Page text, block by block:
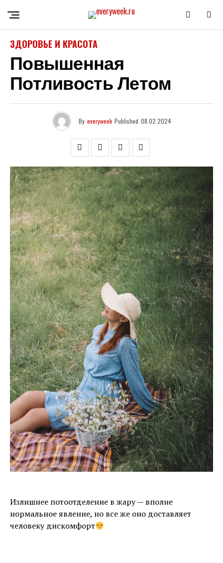
ЗДОРОВЬЕ И КРАСОТА
Повышенная
Потливость Летом
By everyweek Published 08.02.2024
Излишнее потоотделение в жару — вполне
нормальное явление, но все же оно доставляет
человеку дискомфорт